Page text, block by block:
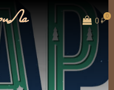
0
0 ₽